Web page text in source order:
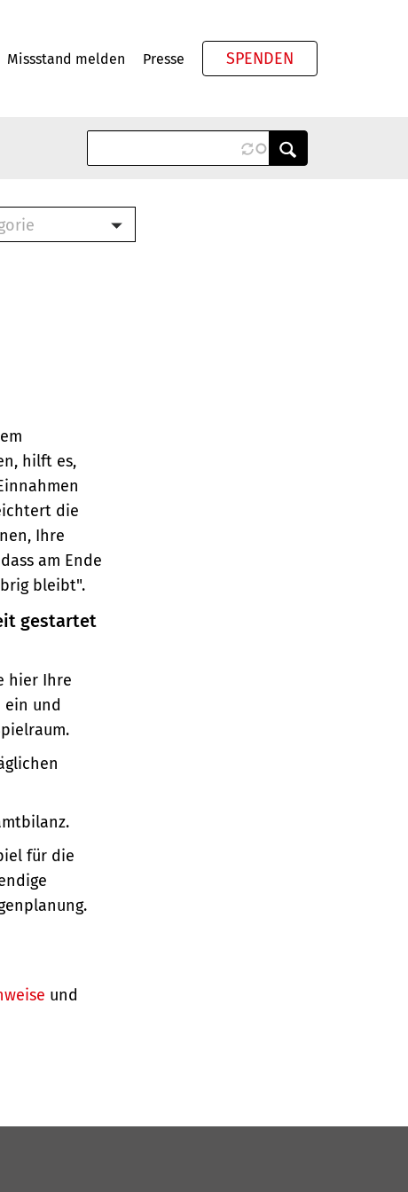
Missstand melden Presse SPENDEN
hilft es,
die
Ihre
am Ende
bleibt".
gestartet
hier Ihre
ein und
für die
und